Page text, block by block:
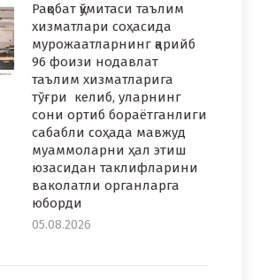
Рақобат қўмитаси таълим
хизматлари соҳасида
мурожаатларнинг қарийб
96 фоизи нодавлат
таълим хизматларига
тўғри келиб, уларнинг
сони ортиб бораётганлиги
сабабли соҳада мавжуд
муаммоларни ҳал этиш
юзасидан таклифларини
ваколатли органларга
юборди
05.08.2026